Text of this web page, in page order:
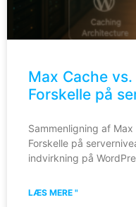
Max Cache
Forskelle på
Sammenligning af
Forskelle på
indvirkning på
LÆS MERE "